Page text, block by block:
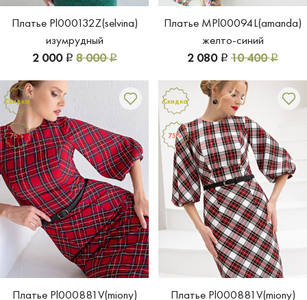
Платье Pl000132Z(selvina)
изумрудный
2 000 Р 8 000Р
Платье MPl00094L(amanda)
желто-синий
2 080 Р 10 400Р
Платье Pl000881V(miony)
Скидка
75%
Платье Pl000881V(miony)
Скидка
75%